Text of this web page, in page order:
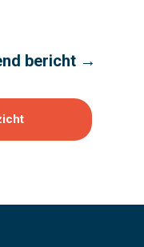
bericht →